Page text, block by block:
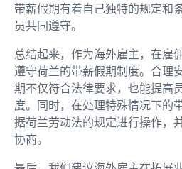
带薪假期有着自己独特的规定和
员共同遵守。
总结起来，作为海外雇主，在雇
遵守荷兰的带薪假期制度。合理
期不仅符合法律要求，也能提高
度。同时，在处理特殊情况下的
据荷兰劳动法的规定进行操作，
协商。